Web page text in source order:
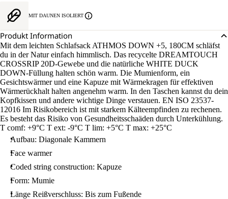
MIT DAUNEN ISOLIERT
Produkt Information
Mit dem leichten Schlafsack ATHMOS DOWN +5, 180CM schläfst
du in der Natur einfach himmlisch. Das recycelte DREAMTOUCH
CROSSRIP 20D-Gewebe und die natürliche WHITE DUCK
DOWN-Füllung halten schön warm. Die Mumienform, ein
Gesichtswärmer und eine Kapuze mit Wärmekragen für effektiven
Wärmerückhalt halten angenehm warm. In den Taschen kannst du dein
Kopfkissen und andere wichtige Dinge verstauen. EN ISO 23537-
12016 Im Risikobereich ist mit starkem Kälteempfinden zu rechenen.
Es besteht das Risiko von Gesundheitsschaäden durch Unterkühlung.
T comf: +9°C T ext: -9°C T lim: +5°C T max: +25°C
Aufbau: Diagonale Kammern
Face warmer
Coded string construction: Kapuze
Form: Mumie
Länge Reißverschluss: Bis zum Fußende